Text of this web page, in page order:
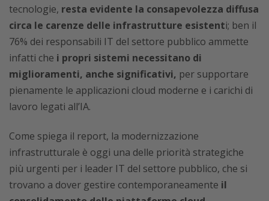
tecnologie, resta evidente la consapevolezza diffusa
circa le carenze delle infrastrutture esistenti; ben il
76% dei responsabili IT del settore pubblico ammette
infatti che i propri sistemi necessitano di
miglioramenti, anche significativi, per supportare
pienamente le applicazioni cloud moderne e i carichi di
lavoro legati all’IA.
Come spiega il report, la modernizzazione
infrastrutturale è oggi una delle priorità strategiche
più urgenti per i leader IT del settore pubblico, che si
trovano a dover gestire contemporaneamente il